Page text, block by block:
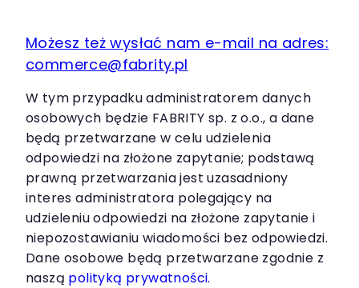
Możesz też wysłać nam e-mail na adres:
commerce@fabrity.pl
W tym przypadku administratorem danych
osobowych będzie FABRITY sp. z o.o., a dane
będą przetwarzane w celu udzielenia
odpowiedzi na złożone zapytanie; podstawą
prawną przetwarzania jest uzasadniony
interes administratora polegający na
udzieleniu odpowiedzi na złożone zapytanie i
niepozostawianiu wiadomości bez odpowiedzi.
Dane osobowe będą przetwarzane zgodnie z
naszą polityką prywatności.